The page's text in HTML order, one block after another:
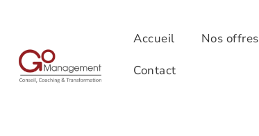
Accueil Nos offres
Contact